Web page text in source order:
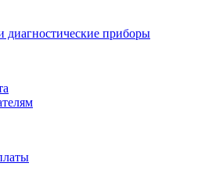
диагностические приборы